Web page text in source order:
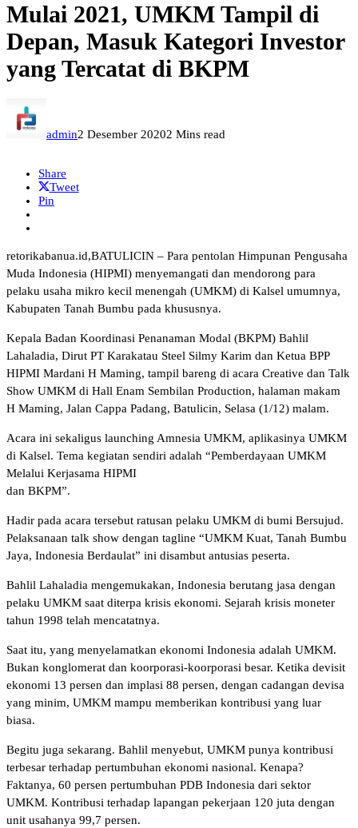
Mulai 2021, UMKM Tampil di
Depan, Masuk Kategori Investor
yang Tercatat di BKPM
admin2 Desember 20202 Mins read
Share
Tweet
Pin
retorikabanua.id,BATULICIN – Para pentolan Himpunan Pengusaha
Muda Indonesia (HIPMI) menyemangati dan mendorong para
pelaku usaha mikro kecil menengah (UMKM) di Kalsel umumnya,
Kabupaten Tanah Bumbu pada khususnya.
Kepala Badan Koordinasi Penanaman Modal (BKPM) Bahlil
Lahaladia, Dirut PT Karakatau Steel Silmy Karim dan Ketua BPP
HIPMI Mardani H Maming, tampil bareng di acara Creative dan Talk
Show UMKM di Hall Enam Sembilan Production, halaman makam
H Maming, Jalan Cappa Padang, Batulicin, Selasa (1/12) malam.
Acara ini sekaligus launching Amnesia UMKM, aplikasinya UMKM
di Kalsel. Tema kegiatan sendiri adalah “Pemberdayaan UMKM
Melalui Kerjasama HIPMI
dan BKPM”.
Hadir pada acara tersebut ratusan pelaku UMKM di bumi Bersujud.
Pelaksanaan talk show dengan tagline “UMKM Kuat, Tanah Bumbu
Jaya, Indonesia Berdaulat” ini disambut antusias peserta.
Bahlil Lahaladia mengemukakan, Indonesia berutang jasa dengan
pelaku UMKM saat diterpa krisis ekonomi. Sejarah krisis moneter
tahun 1998 telah mencatatnya.
Saat itu, yang menyelamatkan ekonomi Indonesia adalah UMKM.
Bukan konglomerat dan koorporasi-koorporasi besar. Ketika devisit
ekonomi 13 persen dan implasi 88 persen, dengan cadangan devisa
yang minim, UMKM mampu memberikan kontribusi yang luar
biasa.
Begitu juga sekarang. Bahlil menyebut, UMKM punya kontribusi
terbesar terhadap pertumbuhan ekonomi nasional. Kenapa?
Faktanya, 60 persen pertumbuhan PDB Indonesia dari sektor
UMKM. Kontribusi terhadap lapangan pekerjaan 120 juta dengan
unit usahanya 99,7 persen.